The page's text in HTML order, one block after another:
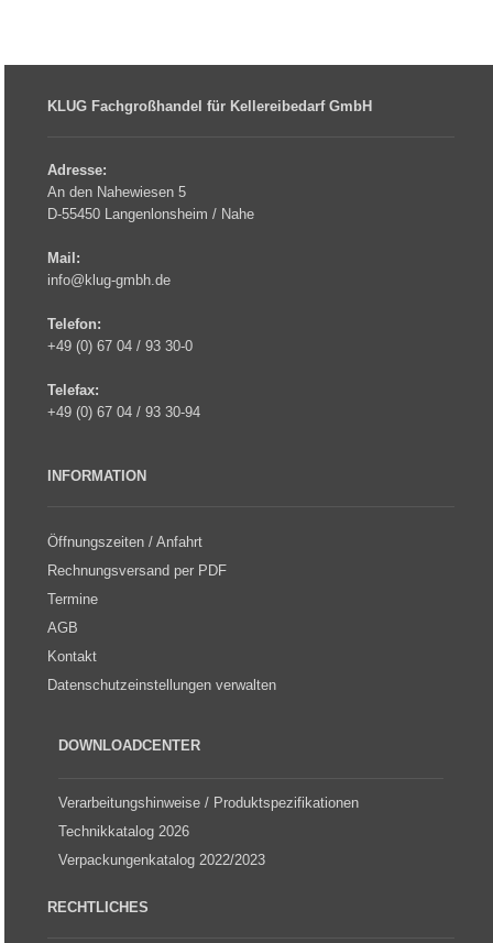
KLUG Fachgroßhandel für Kellereibedarf GmbH
Adresse:
An den Nahewiesen 5
D-55450 Langenlonsheim / Nahe
Mail:
info@klug-gmbh.de
Telefon:
+49 (0) 67 04 / 93 30-0
Telefax:
+49 (0) 67 04 / 93 30-94
INFORMATION
Öffnungszeiten / Anfahrt
Rechnungsversand per PDF
Termine
AGB
Kontakt
Datenschutzeinstellungen verwalten
DOWNLOADCENTER
Verarbeitungshinweise / Produktspezifikationen
Technikkatalog 2026
Verpackungenkatalog 2022/2023
RECHTLICHES